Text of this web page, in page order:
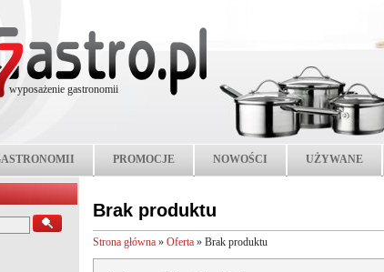
wyposażenie gastronomii
PROMOCJE NOWOŚCI UŻYWANE
Brak produktu
Strona główna » Oferta » Brak produktu